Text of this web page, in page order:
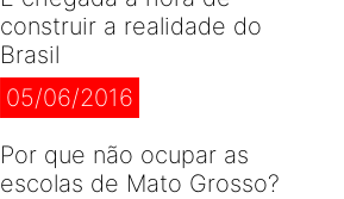
construir a realidade do
Brasil
05/06/2016
Por que não ocupar as
escolas de Mato Grosso?